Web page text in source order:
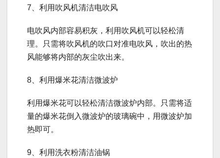
7、利用吹风机清洁电吹风
电吹风内部容易积灰，利用吹风机可以轻松清
理。只需将吹风机的吹口对准电吹风，吹出的热
风能够将内部的灰尘吹出来。
8、利用爆米花清洁微波炉
利用爆米花可以轻松清洁微波炉内部。只需将适
量的爆米花倒入微波炉的玻璃碗中，用微波炉加
热即可。
9、利用洗衣粉清洁油锅